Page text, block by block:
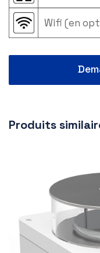
Wifi (en
Produits